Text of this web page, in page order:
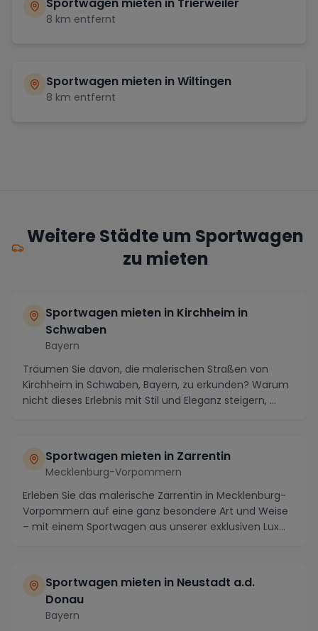
8 km entfernt
Sportwagen mieten inWiltingen
8 km entfernt
Weitere Städte um Sportwagen
zu mieten
Sportwagen mieten in Kirchheim in
Schwaben
Bayern
Träumen Sie davon, die malerischen Straßen von
Kirchheim in Schwaben, Bayern, zu erkunden? Warum
nicht dieses Erlebnis mit Stil und Eleganz steigern, ...
Sportwagen mieten in Zarrentin
Mecklenburg-Vorpommern
Erleben Sie das malerische Zarrentin in Mecklenburg-
Vorpommern auf eine ganz besondere Art und Weise
– mit einem Sportwagen aus unserer exklusiven Lux...
Sportwagen mieten in Neustadt a.d.
Donau
Bayern